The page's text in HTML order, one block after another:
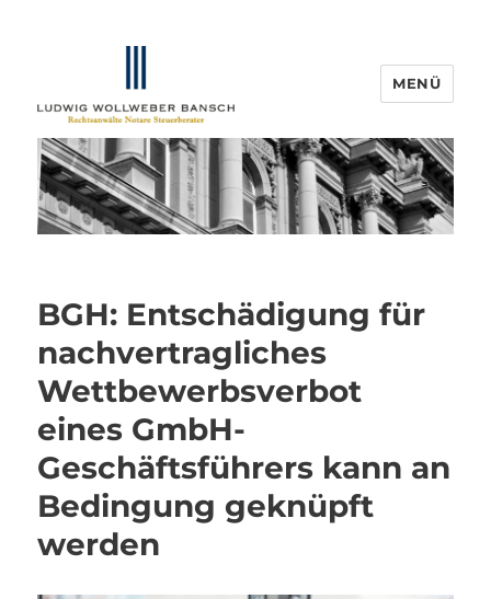
IP-Blogger.de
MENÜ
BGH: Entschädigung für
nachvertragliches
Wettbewerbsverbot
eines GmbH-
Geschäftsführers kann an
Bedingung geknüpft
werden